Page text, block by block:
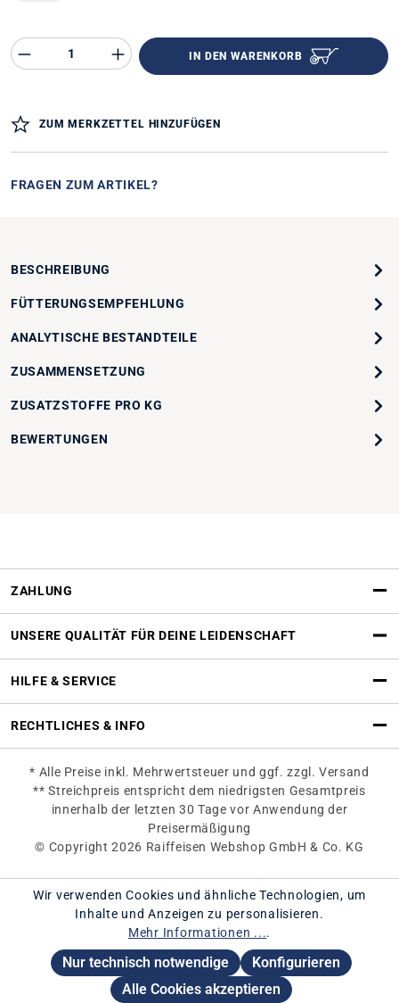
Produkt Anzahl des Produktes
IN DEN WARENKORB
ZUM MERKZETTEL HINZUFÜGEN
FRAGEN ZUM ARTIKEL?
BESCHREIBUNG
FÜTTERUNGSEMPFEHLUNG
ANALYTISCHE BESTANDTEILE
ZUSAMMENSETZUNG
ZUSATZSTOFFE PRO KG
BEWERTUNGEN
ZAHLUNG
UNSERE QUALITÄT FÜR DEINE LEIDENSCHAFT
HILFE & SERVICE
RECHTLICHES & INFO
* Alle Preise inkl. Mehrwertsteuer und ggf. zzgl. Versand
** Streichpreis entspricht dem niedrigsten Gesamtpreis
innerhalb der letzten 30 Tage vor Anwendung der
Preisermäßigung
© Copyright 2026 Raiffeisen Webshop GmbH & Co. KG
Wir verwenden Cookies und ähnliche Technologien, um
Inhalte und Anzeigen zu personalisieren.
Mehr Informationen ....
Nur technisch notwendige
Konfigurieren
Alle Cookies akzeptieren